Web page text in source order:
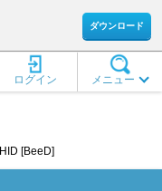
ダウンロード
メニュー
ログイン
HID [BeeD]